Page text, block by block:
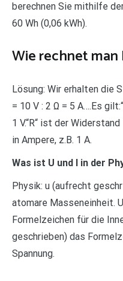
berechnen Sie mithilfe
60 Wh (0,06 kWh).
Wie rechnet man
Lösung: Wir erhalten die
= 10 V : 2 Ω = 5 A….Es
1 V.“R“ ist der
in Ampere, z.B. 1 A.
Was ist U und I in der
Physik: u (aufrecht
atomare Masseneinheit.
Formelzeichen für die
geschrieben) das
Spannung.